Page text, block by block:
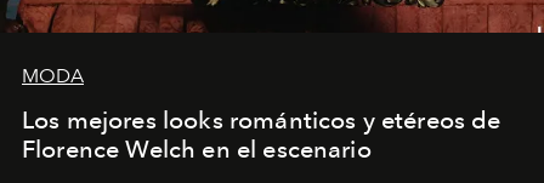
MODA
Los mejores looks románticos y etéreos de
Florence Welch en el escenario